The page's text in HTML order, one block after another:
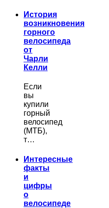
История
возникновения
горного
велосипеда
от
Чарли
Келли
Если
вы
купили
горный
велосипед
(МТБ),
т…
Интересные
факты
и
цифры
о
велосипеде